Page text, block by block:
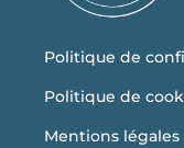
Politique de
Politique de
Mentions légales